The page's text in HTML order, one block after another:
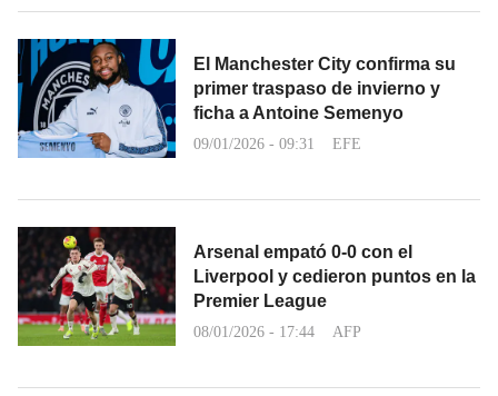
El Manchester City confirma su
primer traspaso de invierno y
ficha a Antoine Semenyo
09/01/2026 - 09:31 EFE
Arsenal empató 0-0 con el
Liverpool y cedieron puntos en la
Premier League
08/01/2026 - 17:44 AFP